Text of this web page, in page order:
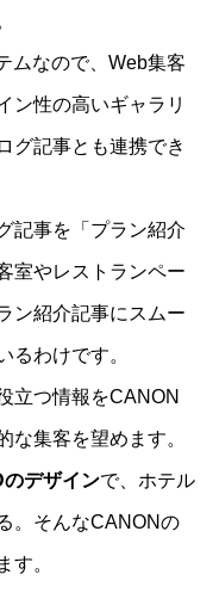
ムなので、 Web集客
ン性の高いギャラリ
グ記事とも連携でき
記事を「 プラン紹介
室やレストランペー
ン紹介記事にスムー
るわけです。
立つ情報をCANON
な集客を望めます。
デザインで、ホテル
。そんなCANONの
す。